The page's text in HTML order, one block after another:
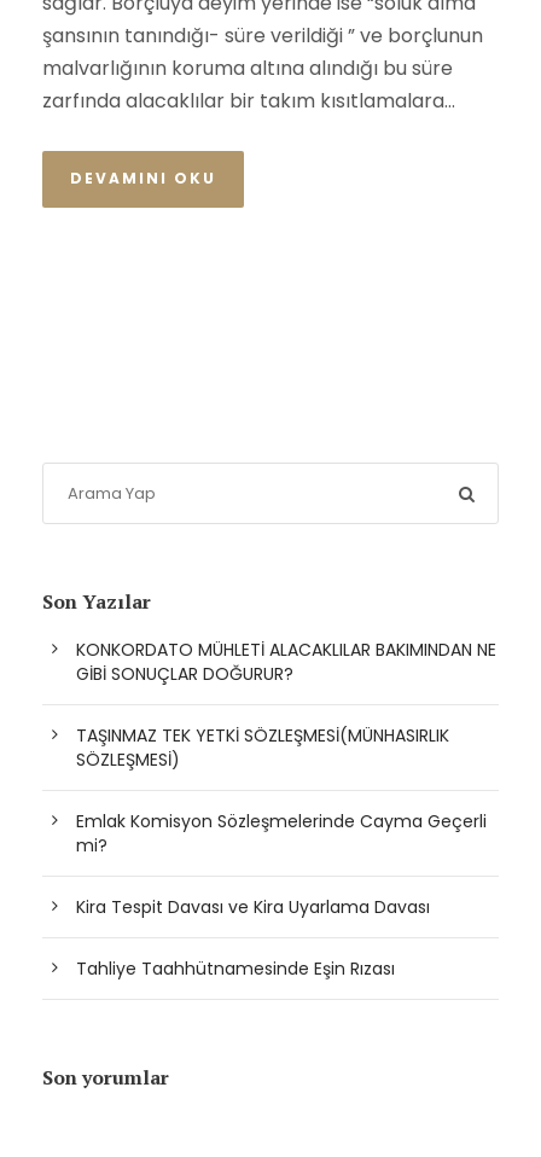
şansının tanındığı- süre verildiği ” ve borçlunun
malvarlığının koruma altına alındığı bu süre
zarfında alacaklılar bir takım kısıtlamalara...
DEVAMINI OKU
Son Yazılar
KONKORDATO MÜHLETİ ALACAKLILAR BAKIMINDAN NE
GİBİ SONUÇLAR DOĞURUR?
TAŞINMAZ TEK YETKİ SÖZLEŞMESİ(MÜNHASIRLIK
SÖZLEŞMESİ)
Emlak Komisyon Sözleşmelerinde Cayma Geçerli
mi?
Kira Tespit Davası ve Kira Uyarlama Davası
Tahliye Taahhütnamesinde Eşin Rızası
Son yorumlar